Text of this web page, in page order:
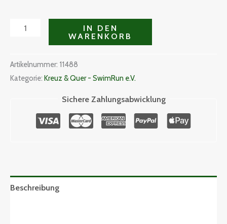
IN DEN
WARENKORB
Artikelnummer: 11488
Kategorie: Kreuz & Quer - SwimRun e.V.
Sichere Zahlungsabwicklung
Beschreibung